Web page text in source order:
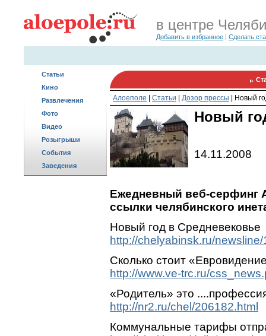
в центре
Добавить в избранное | Сделать
Статьи
Кино
Развлечения
Фото
Видео
Розыгрыши
События
Заведения
Алоеполе Статьи Дозор прессы Новый
Новый
14.11.2008
Ежедневный веб-серфинг
ссылки челябинского
Новый год в Средневековье
http://chelyabinsk.ru/
Сколько стоит
http://www.ve-trc.ru/
«Родитель» это
http://nr2.ru/chel/206182.html
Коммунальные тарифы